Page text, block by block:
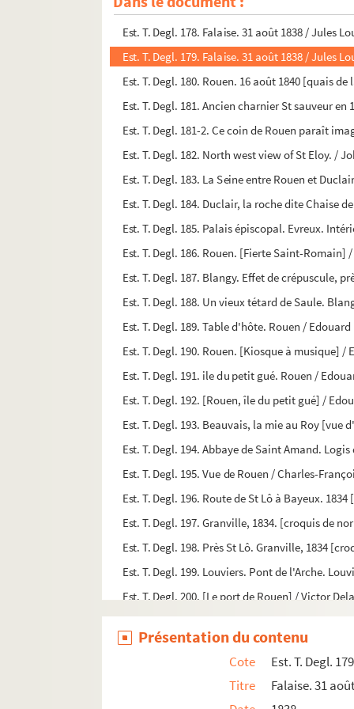
Est. T. Degl. 177. Cour de l'Abbaye de St
Est. T. Degl. 178. Falaise. 31 août 1838 / Jules
Est. T. Degl. 179. Falaise. 31 août 1838 / Jules
Est. T. Degl. 180. Rouen. 16 août 1840 [quais
Est. T. Degl. 181-2. Ce coin de Rouen paraît
Est. T. Degl. 182. North west view of St Eloy. /
Est. T. Degl. 183. La Seine entre Rouen et
Est. T. Degl. 184. Duclair, la roche dite Chaise
Est. T. Degl. 185. Palais épiscopal. Evreux.
Est. T. Degl. 186. Rouen. [Fierte Saint-
Est. T. Degl. 187. Blangy. Effet de crépuscule,
Est. T. Degl. 188. Un vieux tétard de Saule.
Est. T. Degl. 189. Table d'hôte. Rouen /
Est. T. Degl. 190. Rouen. [Kiosque à musique]
Est. T. Degl. 191. ile du petit gué. Rouen /
Est. T. Degl. 192. [Rouen, île du petit gué] /
Est. T. Degl. 193. Beauvais, la mie au Roy
Est. T. Degl. 194. Abbaye de Saint Amand.
Est. T. Degl. 195. Vue de Rouen / Charles-
Est. T. Degl. 196. Route de St Lô à Bayeux.
Est. T. Degl. 197. Granville, 1834. [croquis de
Est. T. Degl. 198. Près St Lô. Granville, 1834
Est. T. Degl. 199. Louviers. Pont de l'Arche.
Est. T. Degl. 200. [Le port de Rouen] / Victor
Est. T. Degl. 201. [Ancienne rue de Rouen] /
Est. T. Degl. 202. [La Seine à Duclair] / Victor
Est. T. Degl. 203. Moulineaux. 1867 / Victor
Est. T. Degl. 204. St Nicolas [intérieur de
Présentation du contenu
Cote
Est. T. Degl. 179
Titre
Falaise. 31